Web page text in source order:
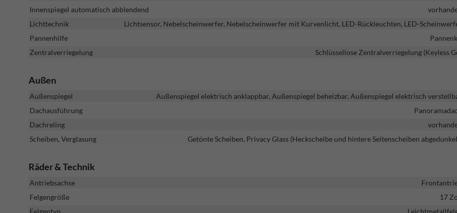
Innenspiegel automatisch abblendend
Lichttechnik
Lichtsensor, Nebelscheinwerfer, Nebelscheinwerfer mit Kurvenlicht, LED-Rückleuchten, LED-
Pannenhilfe
Zentralverriegelung
Schlüssellose Zentralverriegelung (Keyless
Außen
Außenspiegel
Außenspiegel elektrisch anklappbar, Außenspiegel beheizbar, Außenspiegel elektrisch
Dachausführung
Dachreling
Scheiben, Verglasung
Getönte Scheiben, Privacy Glass (Heckscheibe und hintere Seitenscheiben
Räder & Technik
Antriebsachse
Felgengröße
17
Felgentyp